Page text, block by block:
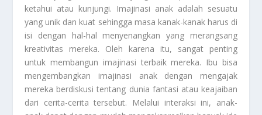
ketahui atau kunjungi. Imajinasi anak adalah sesuatu
yang unik dan kuat sehingga masa kanak-kanak harus di
isi dengan hal-hal menyenangkan yang merangsang
kreativitas mereka. Oleh karena itu, sangat penting
untuk membangun imajinasi terbaik mereka. Ibu bisa
mengembangkan imajinasi anak dengan mengajak
mereka berdiskusi tentang dunia fantasi atau keajaiban
dari cerita-cerita tersebut. Melalui interaksi ini, anak-